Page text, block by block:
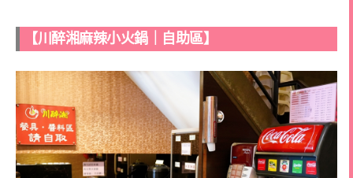
【川醉湘麻辣小火鍋｜自助區】